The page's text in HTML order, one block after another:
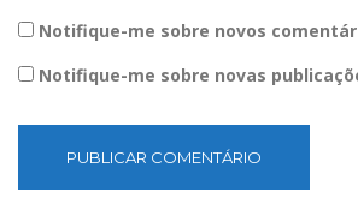
Notifique-me sobre novos
Notifique-me sobre novas